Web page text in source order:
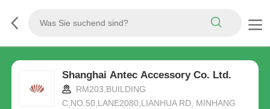
Shanghai Antec Accessory Co. Ltd.
RM203,BUILDING
C,NO.50,LANE2080,LIANHUA RD, MINHANG